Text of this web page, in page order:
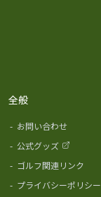
全般
- お問い合わせ
- 公式グッズ
- ゴルフ関連リンク
- プライバシーポリシー